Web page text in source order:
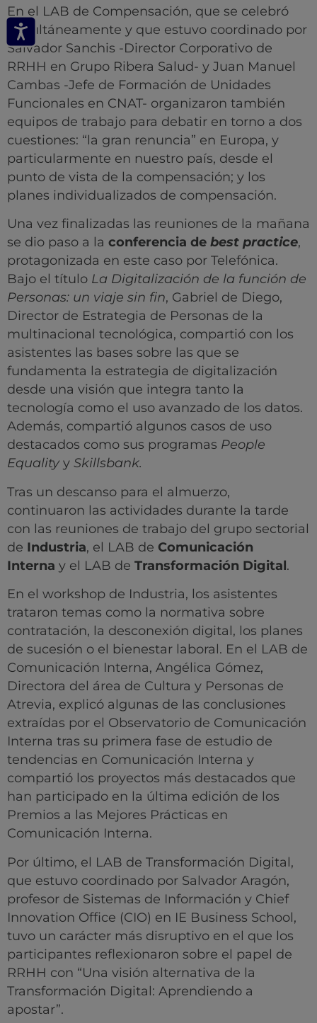
En el LAB de Compensación, que se celebró
simultáneamente y que estuvo coordinado por
Salvador Sanchis -Director Corporativo de
RRHH en Grupo Ribera Salud- y Juan Manuel
Cambas -Jefe de Formación de Unidades
Funcionales en CNAT- organizaron también
equipos de trabajo para debatir en torno a dos
cuestiones: “la gran renuncia” en Europa, y
particularmente en nuestro país, desde el
punto de vista de la compensación; y los
planes individualizados de compensación.
Una vez finalizadas las reuniones de la mañana
se dio paso a la conferencia de best practice,
protagonizada en este caso por Telefónica.
Bajo el título La Digitalización de la función de
Personas: un viaje sin fin, Gabriel de Diego,
Director de Estrategia de Personas de la
multinacional tecnológica, compartió con los
asistentes las bases sobre las que se
fundamenta la estrategia de digitalización
desde una visión que integra tanto la
tecnología como el uso avanzado de los datos.
Además, compartió algunos casos de uso
destacados como sus programas People
Equality y Skillsbank.
Tras un descanso para el almuerzo,
continuaron las actividades durante la tarde
con las reuniones de trabajo del grupo sectorial
de Industria, el LAB de Comunicación
Interna y el LAB de Transformación Digital.
En el workshop de Industria, los asistentes
trataron temas como la normativa sobre
contratación, la desconexión digital, los planes
de sucesión o el bienestar laboral. En el LAB de
Comunicación Interna, Angélica Gómez,
Directora del área de Cultura y Personas de
Atrevia, explicó algunas de las conclusiones
extraídas por el Observatorio de Comunicación
Interna tras su primera fase de estudio de
tendencias en Comunicación Interna y
compartió los proyectos más destacados que
han participado en la última edición de los
Premios a las Mejores Prácticas en
Comunicación Interna.
Por último, el LAB de Transformación Digital,
que estuvo coordinado por Salvador Aragón,
profesor de Sistemas de Información y Chief
Innovation Office (CIO) en IE Business School,
tuvo un carácter más disruptivo en el que los
participantes reflexionaron sobre el papel de
RRHH con “Una visión alternativa de la
Transformación Digital: Aprendiendo a
apostar”.